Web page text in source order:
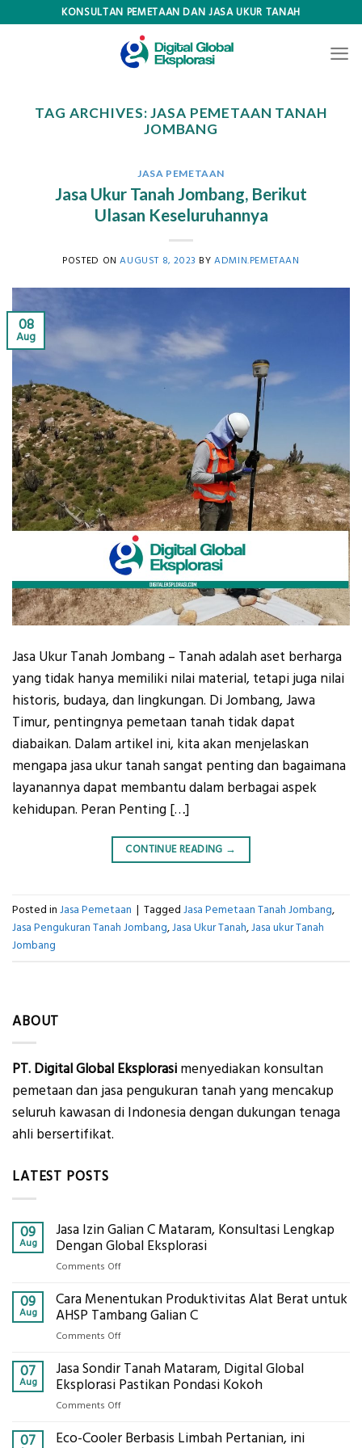
KONSULTAN PEMETAAN DAN JASA UKUR TANAH
TAG ARCHIVES:JASA PEMETAAN TANAH
JOMBANG
JASA PEMETAAN
Jasa Ukur Tanah Jombang, Berikut
Ulasan Keseluruhannya
POSTED ONAUGUST 8, 2023 BYADMIN.PEMETAAN
08
Aug
Jasa Ukur Tanah Jombang – Tanah adalah aset berharga
yang tidak hanya memiliki nilai material, tetapi juga nilai
historis, budaya, dan lingkungan. Di Jombang, Jawa
Timur, pentingnya pemetaan tanah tidak dapat
diabaikan. Dalam artikel ini, kita akan menjelaskan
mengapa jasa ukur tanah sangat penting dan bagaimana
layanannya dapat membantu dalam berbagai aspek
kehidupan. Peran Penting […]
CONTINUE READING →
Posted in Jasa Pemetaan | Tagged Jasa Pemetaan Tanah Jombang,
Jasa Pengukuran Tanah Jombang,Jasa Ukur Tanah,Jasa ukur Tanah
Jombang
ABOUT
PT. Digital Global Eksplorasi menyediakan konsultan
pemetaan dan jasa pengukuran tanah yang mencakup
seluruh kawasan di Indonesia dengan dukungan tenaga
ahli bersertifikat.
LATEST POSTS
09
Aug
Jasa Izin Galian C Mataram, Konsultasi Lengkap
Dengan Global Eksplorasi
Comments Offon
Izin
Galian
Lengkap
Dengan
Global
09
Aug
Cara Menentukan Produktivitas Alat Berat untuk
AHSP Tambang Galian C
Comments Offon
Menentukan
Produktivitas
AHSP
07
Aug
Jasa Sondir Tanah Mataram, Digital Global
Eksplorasi Pastikan Pondasi Kokoh
Comments Offon
Sondir
07
Eco-Cooler Berbasis Limbah Pertanian, ini